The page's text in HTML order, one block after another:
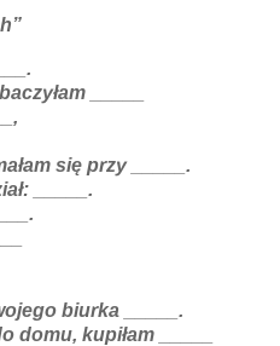
_____
się przy _____.
_____.
biurka _____.
domu, kupiłam _____